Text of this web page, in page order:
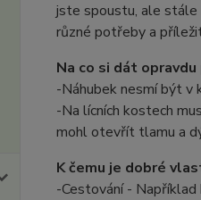
jste spoustu, ale stále
různé potřeby a
Na co si dát opravdu
-Náhubek nesmí být v
-Na lícních kostech
mohl otevřít tlamu a
K čemu je dobré
-Cestování -